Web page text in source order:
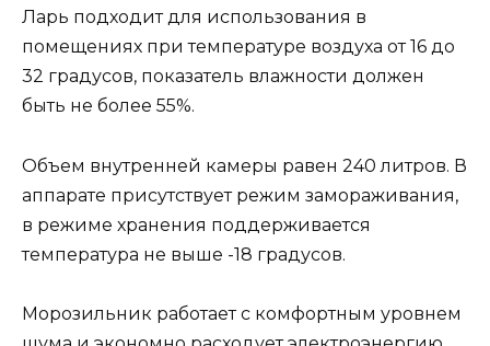
Ларь подходит для использования в
помещениях при температуре воздуха от 16 до
32 градусов, показатель влажности должен
быть не более 55%.
Объем внутренней камеры равен 240 литров. В
аппарате присутствует режим замораживания,
в режиме хранения поддерживается
температура не выше -18 градусов.
Морозильник работает с комфортным уровнем